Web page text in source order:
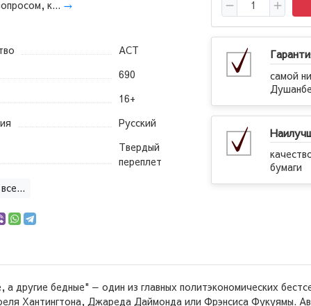
самой
Душанбе
бумаги
к... →
АСТ
690
16+
Русский
Твердый
переплет
бедные" — один из главных политэкономических
Хантингтона, Джареда Даймонда или Фрэнсиса Фукуямы.